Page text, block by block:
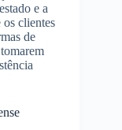
e a
os clientes
de